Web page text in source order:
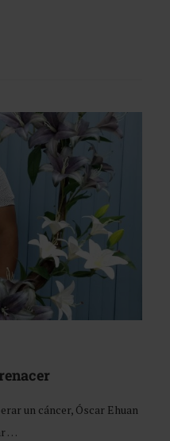
un cáncer, Óscar Ehuan
…